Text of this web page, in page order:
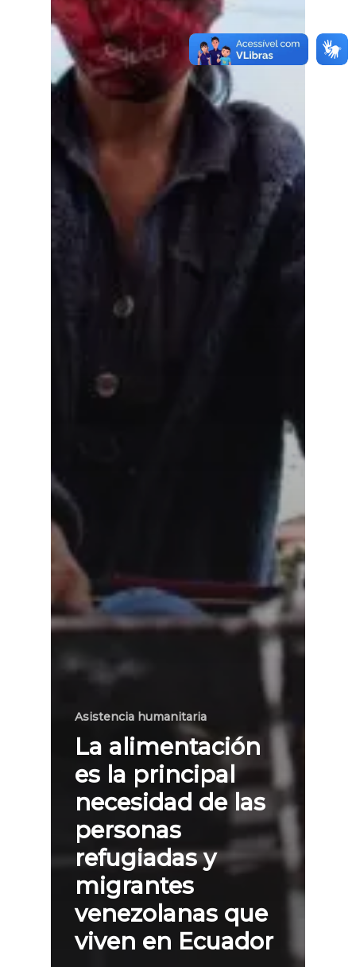
Asistencia humanitaria
La alimentación
es la principal
necesidad de las
personas
refugiadas y
migrantes
venezolanas que
viven en Ecuador